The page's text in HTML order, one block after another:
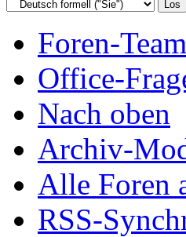
Foren-Team
Office-
Nach oben
Archiv-
Alle Foren
RSS-